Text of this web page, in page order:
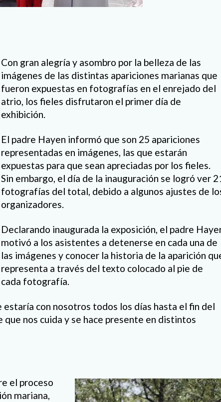
Con gran alegría y asombro por la belleza de las
imágenes de las distintas apariciones marianas que
fueron expuestas en fotografías en el enrejado del
atrio, los fieles disfrutaron el primer día de
exhibición.
El padre Hayen informó que son 25 apariciones
representadas en imágenes, las que estarán
expuestas para que sean apreciadas por los fieles.
Sin embargo, el día de la inauguración se logró ver
fotografías del total, debido a algunos ajustes de
organizadores.
Declarando inaugurada la exposición, el padre
motivó a los asistentes a detenerse en cada una de
las imágenes y conocer la historia de la aparición
representa a través del texto colocado al pie de
cada fotografía.
estaría con nosotros todos los días hasta el fin del
que nos cuida y se hace presente en distintos
el proceso
mariana,